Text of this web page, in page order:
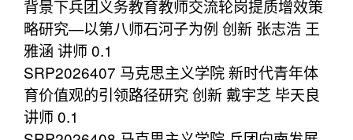
背景下兵团义务教育教师交流轮岗提质增效策
略研究—以第八师石河子为例 创新 张志浩 王
雅涵 讲师 0.1
SRP2026407 马克思主义学院 新时代青年体
育价值观的引领路径研究 创新 戴宇芝 毕天良
讲师 0.1